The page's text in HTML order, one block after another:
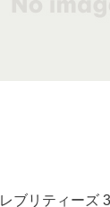
ブリティーズ